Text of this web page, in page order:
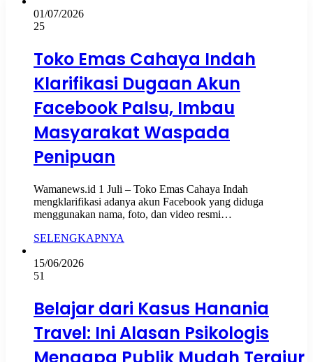
01/07/2026
25
Toko Emas Cahaya Indah
Klarifikasi Dugaan Akun
Facebook Palsu, Imbau
Masyarakat Waspada
Penipuan
Wamanews.id 1 Juli – Toko Emas Cahaya Indah
mengklarifikasi adanya akun Facebook yang diduga
menggunakan nama, foto, dan video resmi…
SELENGKAPNYA
15/06/2026
51
Belajar dari Kasus Hanania
Travel: Ini Alasan Psikologis
Mengapa Publik Mudah Tergiur